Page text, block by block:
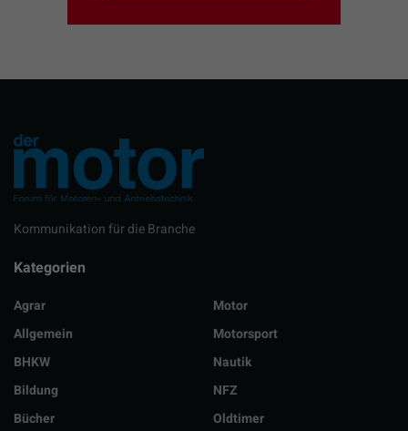
Kommunikation für die Branche
Kategorien
Agrar
Allgemein
BHKW
Bildung
Bücher
Motor
Motorsport
Nautik
NFZ
Oldtimer